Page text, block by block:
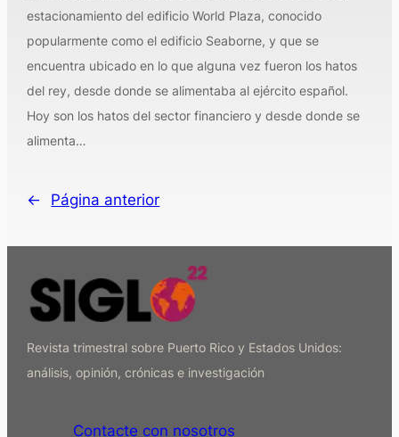
estacionamiento del edificio World Plaza, conocido
popularmente como el edificio Seaborne, y que se
encuentra ubicado en lo que alguna vez fueron los hatos
del rey, desde donde se alimentaba al ejército español.
Hoy son los hatos del sector financiero y desde donde se
alimenta…
← Página anterior
Revista trimestral sobre Puerto Rico y Estados Unidos:
análisis, opinión, crónicas e investigación
Contacte con nosotros